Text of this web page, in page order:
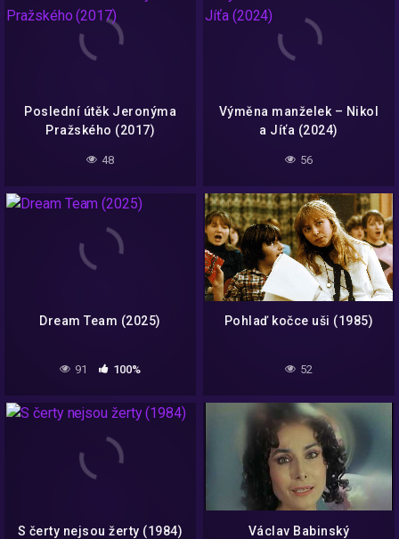
Poslední útěk Jeronýma
Pražského (2017)
48
Výměna manželek – Nikol
a Jíťa (2024)
56
Dream Team (2025)
91 100%
Pohlaď kočce uši (1985)
52
S čerty nejsou žerty (1984) Václav Babinský